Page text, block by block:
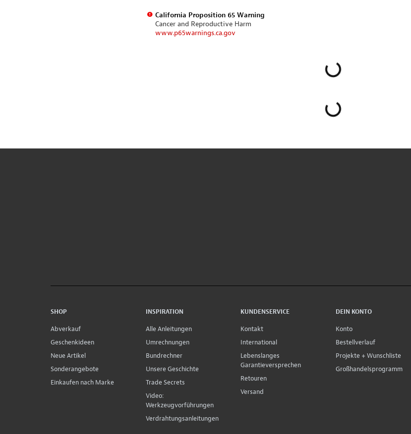
California Proposition 65 Warning
Cancer and Reproductive Harm
www.p65warnings.ca.gov
SHOP
Abverkauf
Geschenkideen
Neue Artikel
Sonderangebote
Einkaufen nach Marke
INSPIRATION
Alle Anleitungen
Umrechnungen
Bundrechner
Unsere Geschichte
Trade Secrets
Video:
Werkzeugvorführungen
Verdrahtungsanleitungen
KUNDENSERVICE
Kontakt
International
Lebenslanges
Garantieversprechen
Retouren
Versand
DEIN KONTO
Konto
Bestellverlauf
Projekte + Wunschliste
Großhandelsprogramm